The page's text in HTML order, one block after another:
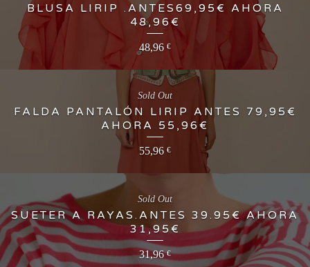
BLUSA LIRIP .ANTES69,95€ AHORA
48,96€
48,96 €
FALDA PANTALÓN LIRIP ANTES 79,95€
AHORA 55,96€
55,96 €
Sold Out
SUETER A RAYAS.ANTES 39.95€ AHORA
31,95€
31,96€
Sold Out